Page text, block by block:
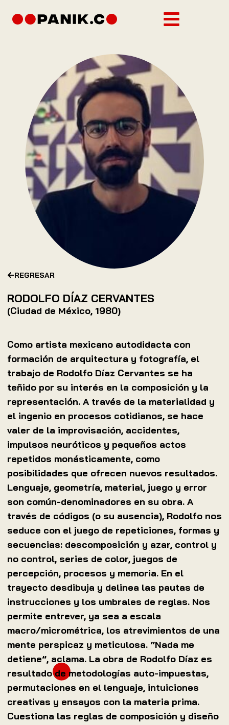
REGRESAR
RODOLFO DÍAZ CERVANTES
(Ciudad de México, 1980)
Como artista mexicano autodidacta con
formación de arquitectura y fotografía, el
trabajo de Rodolfo Díaz Cervantes se ha
teñido por su interés en la composición y la
representación. A través de la materialidad y
el ingenio en procesos cotidianos, se hace
valer de la improvisación, accidentes,
impulsos neuróticos y pequeños actos
repetidos monásticamente, como
posibilidades que ofrecen nuevos resultados.
Lenguaje, geometría, material, juego y error
son común-denominadores en su obra. A
través de códigos (o su ausencia), Rodolfo nos
seduce con el juego de repeticiones, formas y
secuencias: descomposición y azar, control y
no control, series de color, juegos de
percepción, procesos y memoria. En el
trayecto desdibuja y delinea las pautas de
instrucciones y los umbrales de reglas. Nos
permite entrever, ya sea a escala
macro/micrométrica, los atrevimientos de una
mente perspicaz y meticulosa. “Nada me
detiene”, aclama. La obra de Rodolfo Díaz es
resultado de metodologías auto-impuestas,
permutaciones en el lenguaje, intuiciones
creativas y ensayos con la materia prima.
Cuestiona las reglas de composición y diseño